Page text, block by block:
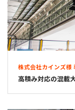
株式会社カインズ様
高積み対応の混載